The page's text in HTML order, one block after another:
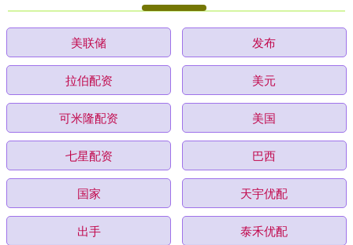
美联储 发布
拉伯配资 美元
可米隆配资 美国
七星配资 巴西
国家 天宇优配
出手 泰禾优配